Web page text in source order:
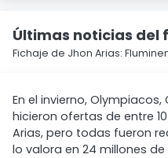
Últimas noticias del
Fichaje de Jhon Arias:
En el invierno,
hicieron ofertas de entre
Arias, pero todas fueron
lo valora en 24 millones de